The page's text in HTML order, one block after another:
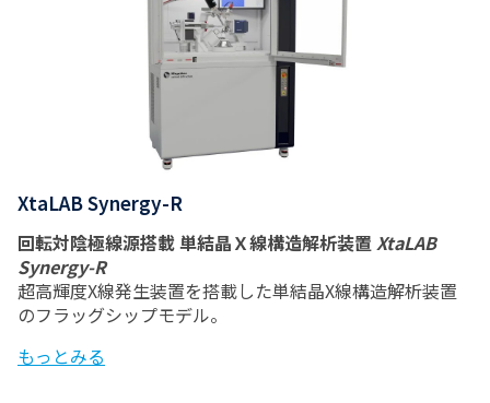
XtaLAB Synergy-R
回転対陰極線源搭載 単結晶Ｘ線構造解析装置XtaLAB
Synergy-R
超高輝度X線発生装置を搭載した単結晶X線構造解析装置
のフラッグシップモデル。
もっとみる